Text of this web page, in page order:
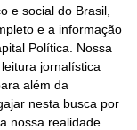
e social do Brasil,
e a informação
Política. Nossa
jornalística
além da
nesta busca por
nossa realidade.